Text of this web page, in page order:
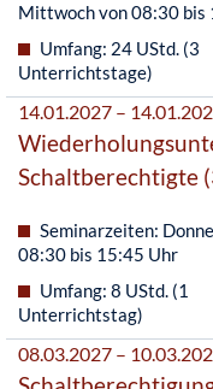
Mittwoch von 08:30 bis
Umfang: 24 UStd. (3
Unterrichtstage)
14.01.2027 –
Schaltberechtigte
Seminarzeiten:
08:30 bis 15:45 Uhr
Umfang: 8 UStd. (1
Unterrichtstag)
08.03.2027 –